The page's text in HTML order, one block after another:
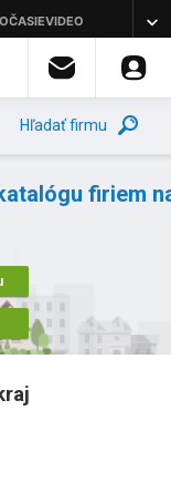
Hľadať firmu
firiem